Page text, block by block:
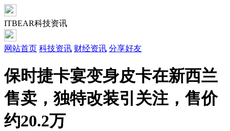
ITBEAR科技资讯
网站首页 科技资讯 财经资讯 分享好友
保时捷卡宴变身皮卡在新西兰
售卖，独特改装引关注，售价
约20.2万